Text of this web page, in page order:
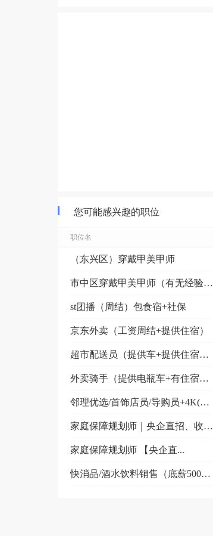
您可能感兴趣的职位
职位名
（东兴区）穿戴甲美甲师
市中区穿戴甲美甲师（有无经验均可+灵活用工）
st团播（周结）包食宿+社保
京东外卖（工资周结+提供住宿）
超市配送员（提供车+提供住宿+时间自由）
外卖骑手（提供电瓶车+有住宿+灵活用工）
邻理优选/首饰店员/导购员+4K(长白班+提成)
家庭保障规划师｜央企直招、收入可观、工作规范
家庭保障规划师 【央企直...
快消品/酒水饮料销售（底薪5000+五险）